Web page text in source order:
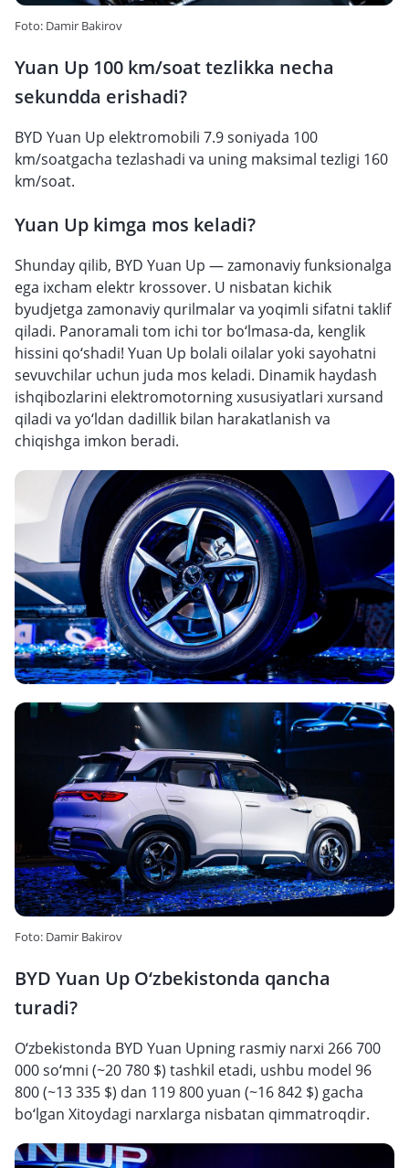
Foto: Damir Bakirov
Yuan Up 100 km/soat tezlikka necha
sekundda erishadi?
BYD Yuan Up elektromobili 7.9 soniyada 100
km/soatgacha tezlashadi va uning maksimal tezligi 160
km/soat.
Yuan Up kimga mos keladi?
Shunday qilib, BYD Yuan Up — zamonaviy funksionalga
ega ixcham elektr krossover. U nisbatan kichik
byudjetga zamonaviy qurilmalar va yoqimli sifatni taklif
qiladi. Panoramali tom ichi tor bo‘lmasa-da, kenglik
hissini qo‘shadi! Yuan Up bolali oilalar yoki sayohatni
sevuvchilar uchun juda mos keladi. Dinamik haydash
ishqibozlarini elektromotorning xususiyatlari xursand
qiladi va yo‘ldan dadillik bilan harakatlanish va
chiqishga imkon beradi.
Foto: Damir Bakirov
BYD Yuan Up O‘zbekistonda qancha
turadi?
O‘zbekistonda BYD Yuan Upning rasmiy narxi 266 700
000 so‘mni (~20 780 $) tashkil etadi, ushbu model 96
800 (~13 335 $) dan 119 800 yuan (~16 842 $) gacha
bo‘lgan Xitoydagi narxlarga nisbatan qimmatroqdir.